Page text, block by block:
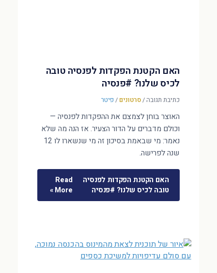
האם הקטנת הפקדות לפנסיה טובה
לכיס שלנו? #פנסיה
כתיבת תגובה/סרטונים / פיטר
האוצר בוחן לצמצם את ההפקדות לפנסיה —
וכולם מדברים על הדור הצעיר. אז הנה מה שלא
נאמר: מי שבאמת בסיכון זה מי שנשארו לו 12
שנה לפרישה.
האם הקטנת הפקדות לפנסיה
טובה לכיס שלנו? #פנסיה
Read
More »